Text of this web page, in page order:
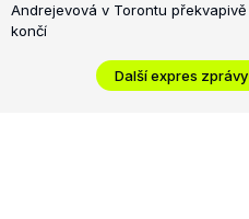
Andrejevová v Torontu překvapivě
končí
Další expres zprávy